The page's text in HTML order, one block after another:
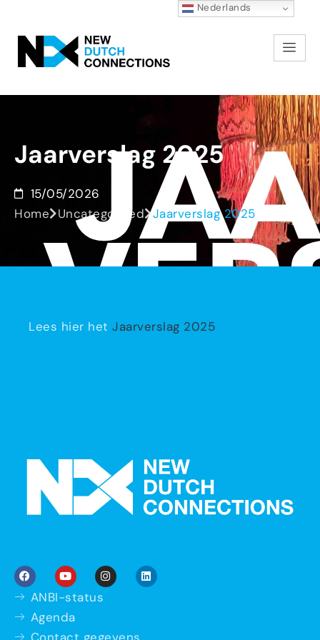
Jaarverslag 2025
15/05/2026
Home
Uncategorized Jaarverslag 2025
Lees hier het Jaarverslag 2025
ANBI-status
Agenda
Nederlands